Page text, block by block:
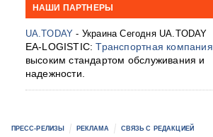
НАШИ ПАРТНЕРЫ
UA.TODAY - Украина Сегодня UA.TODAY
EA-LOGISTIC:Транспортная компания
высоким стандартом обслуживания и
надежности.
ПРЕСС-РЕЛИЗЫ РЕКЛАМА СВЯЗЬ С РЕДАКЦИЕЙ